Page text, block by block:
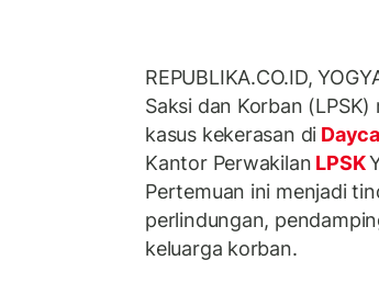
REPUBLIKA.CO.ID,
Saksi dan Korban
kasus kekerasan di
Kantor Perwakilan LPSK
Pertemuan ini menjadi
perlindungan,
keluarga korban.